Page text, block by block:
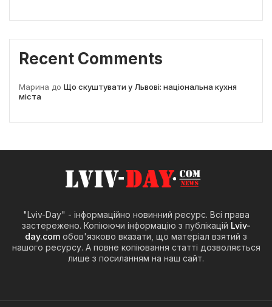
Recent Comments
Марина до Що скуштувати у Львові: національна кухня
міста
"Lviv-Day" - інформаційно новинний ресурс. Всі права
застережено. Копіюючи інформацію з публікацій Lviv-
day.com обов'язково вказати, що матеріал взятий з
нашого ресурсу. А повне копіювання статті дозволяється
лише з посиланням на наш сайт.